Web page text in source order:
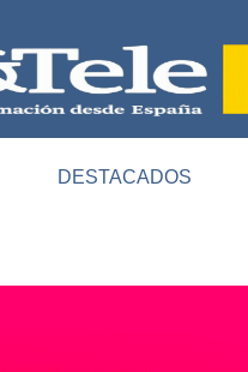
DESTACADOS